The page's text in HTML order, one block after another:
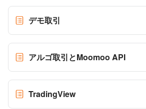
デモ取引
アルゴ取引とMoomoo API
TradingView